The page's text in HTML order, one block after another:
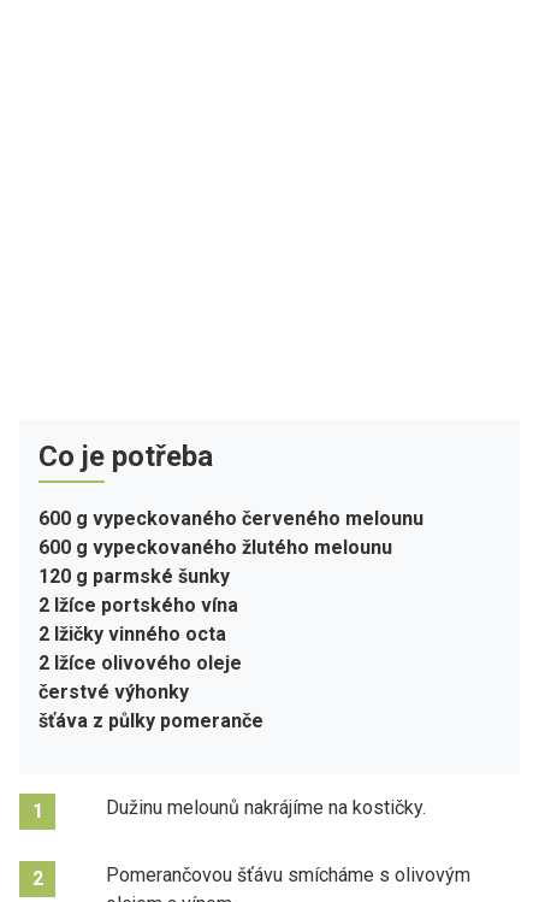
Co je potřeba
600 g vypeckovaného červeného melounu
600 g vypeckovaného žlutého melounu
120 g parmské šunky
2 lžíce portského vína
2 lžičky vinného octa
2 lžíce olivového oleje
čerstvé výhonky
šťáva z půlky pomeranče
1 Dužinu melounů nakrájíme na kostičky.
2
Pomerančovou šťávu smícháme s olivovým